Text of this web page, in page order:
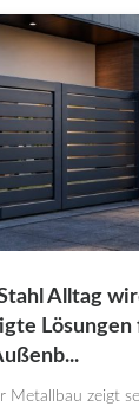
Alltag
Lösungen
Metallbau zeigt